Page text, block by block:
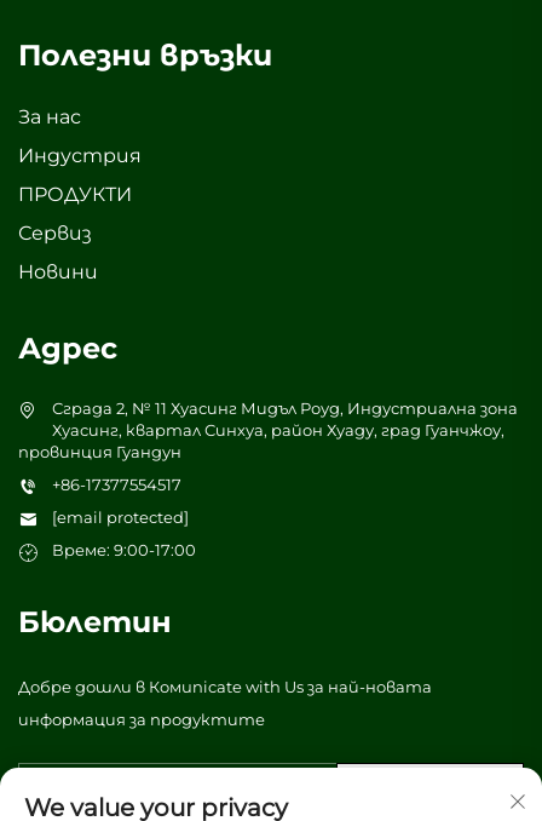
Полезни връзки
За нас
Индустрия
ПРОДУКТИ
Сервиз
Новини
Адрес
Сграда 2, № 11 Хуасинг Мидъл Роуд, Индустриална зона
Хуасинг, квартал Синхуа, район Хуаду, град Гуанчжоу,
провинция Гуандун
+86-17377554517
[email protected]
Време: 9:00-17:00
Бюлетин
Добре дошли в Комunicate with Us за най-новата
информация за продуктите
We value your privacy